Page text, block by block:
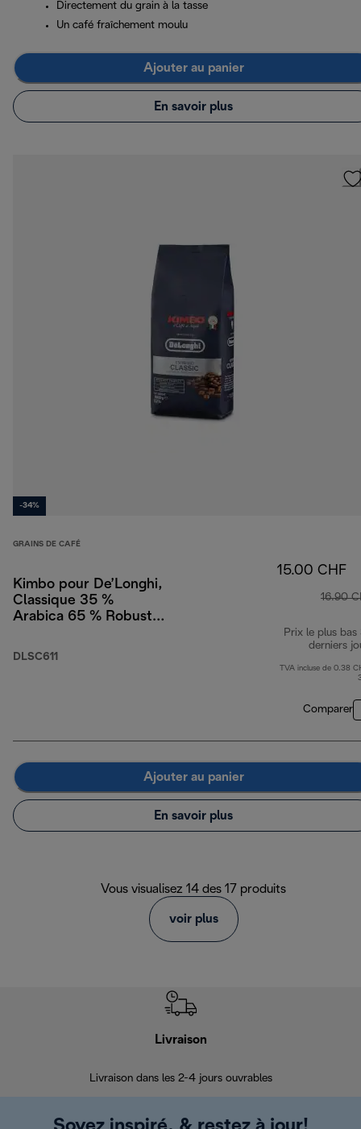
Directement du grain à la tasse
Un café fraîchement moulu
Ajouter au panier
En savoir plus
-34%
GRAINS DE CAFÉ
Kimbo pour De’Longhi,
Classique 35 %
Arabica 65 % Robusta,
DLSC611
15.00 CHF
16.90
Prix le plus bas
derniers
TVA incluse de 0.38
Comparer
Ajouter au panier
En savoir plus
Vous visualisez 14 des 17 produits
voir plus
Livraison
Livraison dans les 2-4 jours ouvrables